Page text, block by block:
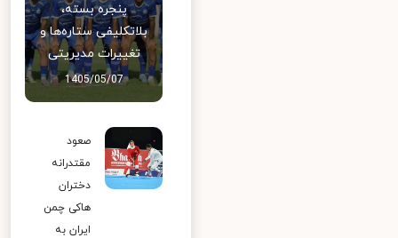
پنجره بسته،
بلاتکلیفی ستاره‌ها و
تغییرات مدیریتی
1405/05/07
صعود
مقتدرانه
دختران
هاکی چمن
ایران به